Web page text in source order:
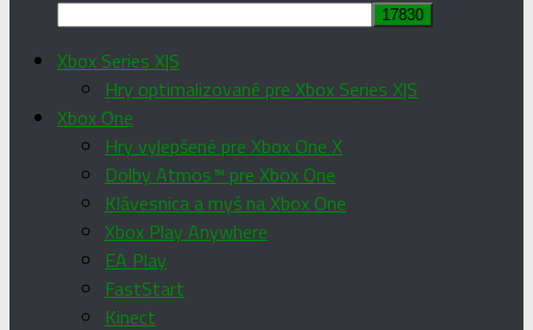
Xbox Series X|S
Hry optimalizované pre Xbox Series X|S
Xbox One
Hry vylepšené pre Xbox One X
Dolby Atmos™ pre Xbox One
Klávesnica a myš na Xbox One
Xbox Play Anywhere
EA Play
FastStart
Kinect